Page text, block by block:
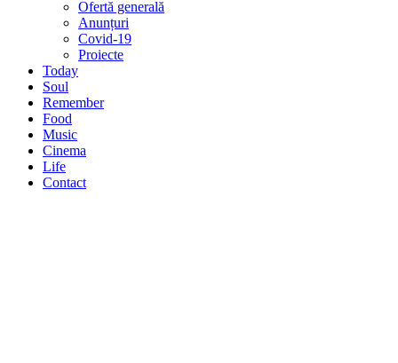
Ofertă generală
Anunțuri
Covid-19
Proiecte
Today
Soul
Remember
Food
Music
Cinema
Life
Contact